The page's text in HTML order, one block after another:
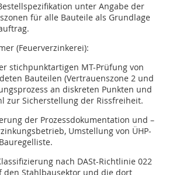
unter Angabe der
für alle Bauteile als Grundlage
(Feuerverzinkerei):
stichpunktartigen MT-Prüfung von
Bauteilen (Vertrauenszone 2 und
an diskreten Punkten und
zur Sicherstellung der Rissfreiheit.
der Prozessdokumentation und –
Umstellung von ÜHP-
nach DASt-Richtlinie 022
den Stahlbausektor und die dort